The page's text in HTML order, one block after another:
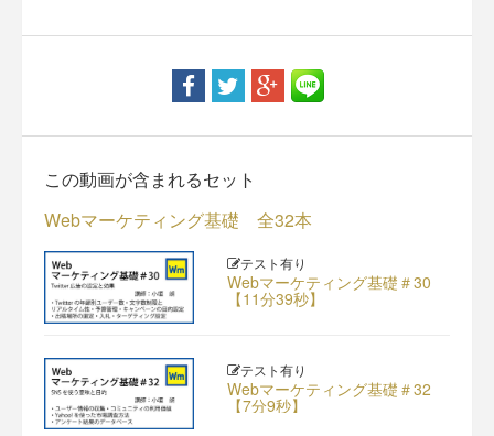
この動画が含まれるセット
Webマーケティング基礎 全32本
テスト有り
Webマーケティング基礎＃30
【11分39秒】
テスト有り
Webマーケティング基礎＃32
【7分9秒】